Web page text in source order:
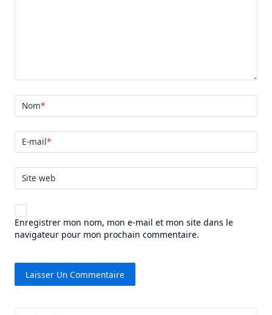
Nom*
E-mail*
Site web
Enregistrer mon nom, mon e-mail et mon site dans le
navigateur pour mon prochain commentaire.